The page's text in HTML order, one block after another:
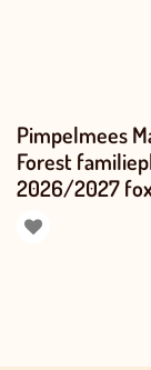
Pimpelmees
Forest
2026/2027